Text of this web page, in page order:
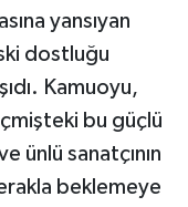
yansıyan
dostluğu
Kamuoyu,
bu güçlü
ünlü sanatçının
beklemeye